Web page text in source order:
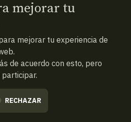
mejorar tu
mejorar tu experiencia de
de acuerdo con esto, pero
RECHAZAR